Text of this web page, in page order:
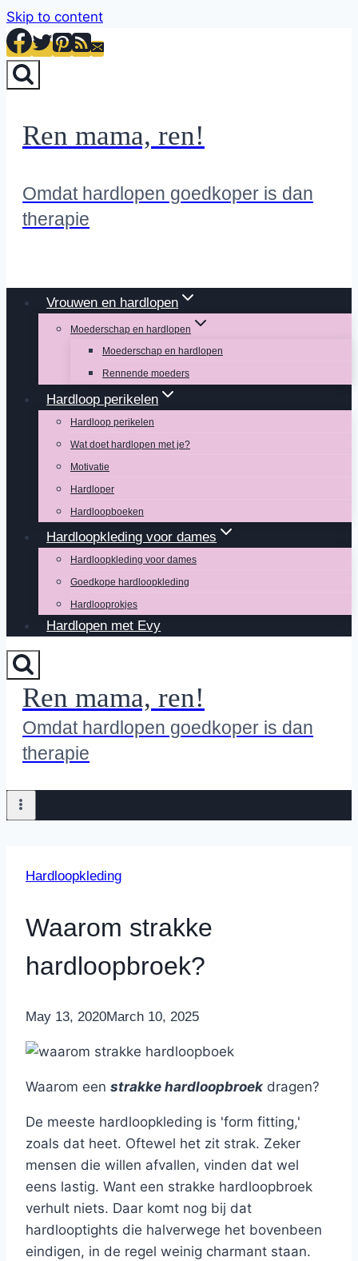
Skip to content
Ren mama, ren!
Omdat hardlopen goedkoper is dan
therapie
Vrouwen en hardlopen
Moederschap en hardlopen
Moederschap en hardlopen
Rennende moeders
Hardloop perikelen
Hardloop perikelen
Wat doet hardlopen met je?
Motivatie
Hardloper
Hardloopboeken
Hardloopkleding voor dames
Hardloopkleding voor dames
Goedkope hardloopkleding
Hardlooprokjes
Hardlopen met Evy
Ren mama, ren!
Omdat hardlopen goedkoper is dan
therapie
Hardloopkleding
Waarom strakke
hardloopbroek?
ByNicole
May 13, 2020March 10, 2025
Waarom een strakke hardloopbroek dragen?
De meeste hardloopkleding is 'form fitting,'
zoals dat heet. Oftewel het zit strak. Zeker
mensen die willen afvallen, vinden dat wel
eens lastig. Want een strakke hardloopbroek
verhult niets. Daar komt nog bij dat
hardlooptights die halverwege het bovenbeen
eindigen, in de regel weinig charmant staan.